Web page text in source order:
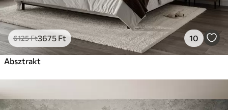
6125Ft3675 Ft 10
Absztrakt